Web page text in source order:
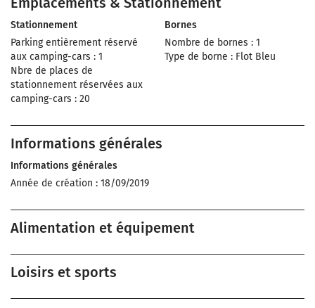
Stationnement
Parking entièrement réservé
aux camping-cars : 1
Nbre de places de
stationnement réservées aux
camping-cars : 20
Bornes
Nombre de bornes : 1
Type de borne : Flot Bleu
Informations générales
Informations générales
Année de création : 18/09/2019
Alimentation et équipement
Loisirs et sports